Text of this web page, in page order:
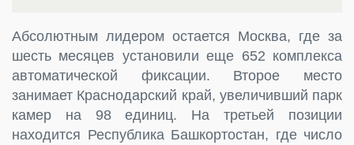
Абсолютным лидером остается Москва, где за
шесть месяцев установили еще 652 комплекса
автоматической фиксации. Второе место
занимает Краснодарский край, увеличивший парк
камер на 98 единиц. На третьей позиции
находится Республика Башкортостан, где число